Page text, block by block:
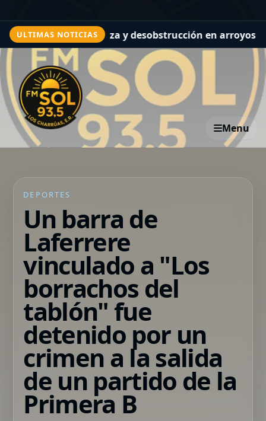
ULTIMAS NOTICIAS
de limpieza y desobstrucción en arroyos en Paraná
Menu
DEPORTES
Un barra de
Laferrere
vinculado a "Los
borrachos del
tablón" fue
detenido por un
crimen a la salida
de un partido de la
Primera B